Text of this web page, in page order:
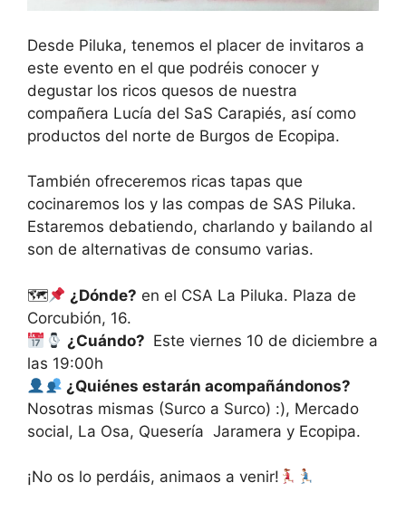
Desde Piluka, tenemos el placer de invitaros a
este evento en el que podréis conocer y
degustar los ricos quesos de nuestra
compañera Lucía del SaS Carapiés, así como
productos del norte de Burgos de Ecopipa.
También ofreceremos ricas tapas que
cocinaremos los y las compas de SAS Piluka.
Estaremos debatiendo, charlando y bailando al
son de alternativas de consumo varias.
🗺 ¿Dónde? en el CSA La Piluka. Plaza de
Corcubión, 16.
¿Cuándo? Este viernes 10 de diciembre a
las 19:00h
¿Quiénes estarán acompañándonos?
Nosotras mismas (Surco a Surco) :), Mercado
social, La Osa, Quesería Jaramera y Ecopipa.
¡No os lo perdáis, animaos a venir!